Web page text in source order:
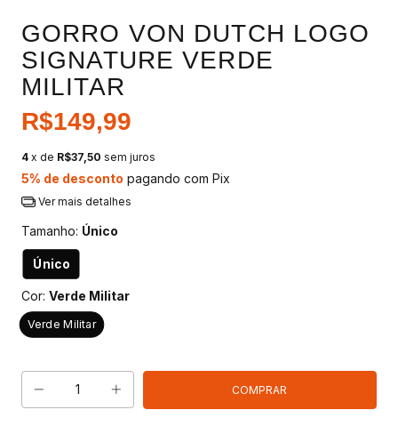
GORRO VON DUTCH LOGO
SIGNATURE VERDE
MILITAR
R$149,99
4 x de R$37,50 sem juros
5% de desconto pagando com Pix
Ver mais detalhes
Tamanho: Único
Único
Cor: Verde Militar
Verde Militar